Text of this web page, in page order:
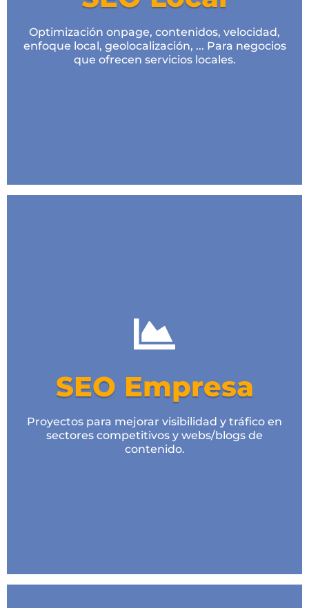
Optimización onpage, contenidos, velocidad,
enfoque local, geolocalización, ... Para negocios
que ofrecen servicios locales.
Google My Business
Google Analytics
Desde 150€/mes
SEO Empresa
Proyectos para mejorar visibilidad y tráfico en
sectores competitivos y webs/blogs de
contenido.
Análisis de la competencia
Enlaces/Reseñas de calidad
Estrategia de Redes Sociales
Analítica y test A/B